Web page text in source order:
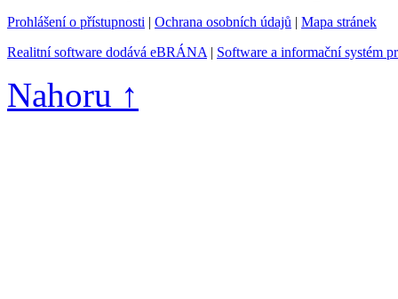
Prohlášení o přístupnosti | Ochrana osobních údajů | Mapa stránek
Realitní software dodává eBRÁNA | Software a informační systém
Nahoru ↑